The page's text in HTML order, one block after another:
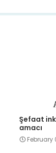
Şefaat
amacı
February